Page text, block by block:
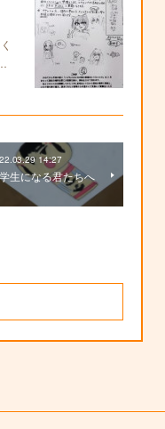
14:27
生になる君たちへ